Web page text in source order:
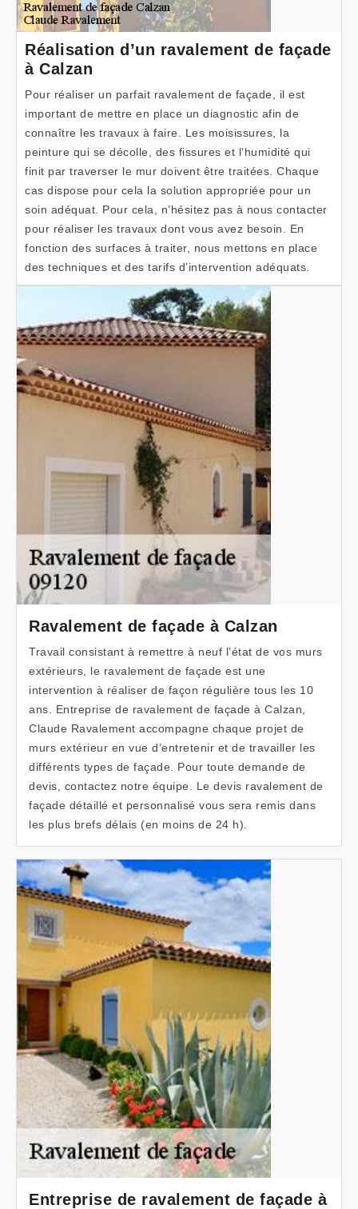
Réalisation d’un ravalement de façade
à Calzan
Pour réaliser un parfait ravalement de façade, il est
important de mettre en place un diagnostic afin de
connaître les travaux à faire. Les moisissures, la
peinture qui se décolle, des fissures et l’humidité qui
finit par traverser le mur doivent être traitées. Chaque
cas dispose pour cela la solution appropriée pour un
soin adéquat. Pour cela, n’hésitez pas à nous contacter
pour réaliser les travaux dont vous avez besoin. En
fonction des surfaces à traiter, nous mettons en place
des techniques et des tarifs d’intervention adéquats.
Ravalement de façade à Calzan
Travail consistant à remettre à neuf l’état de vos murs
extérieurs, le ravalement de façade est une
intervention à réaliser de façon régulière tous les 10
ans. Entreprise de ravalement de façade à Calzan,
Claude Ravalement accompagne chaque projet de
murs extérieur en vue d’entretenir et de travailler les
différents types de façade. Pour toute demande de
devis, contactez notre équipe. Le devis ravalement de
façade détaillé et personnalisé vous sera remis dans
les plus brefs délais (en moins de 24 h).
Entreprise de ravalement de façade à